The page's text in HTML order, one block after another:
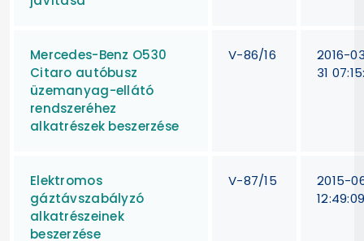
Mercedes-Benz O530
Citaro autóbusz
üzemanyag-ellátó
rendszeréhez
alkatrészek beszerzése
V-86/16
2016-
31
Elektromos
gáztávszabályzó
alkatrészeinek
beszerzése
V-87/15
2015-